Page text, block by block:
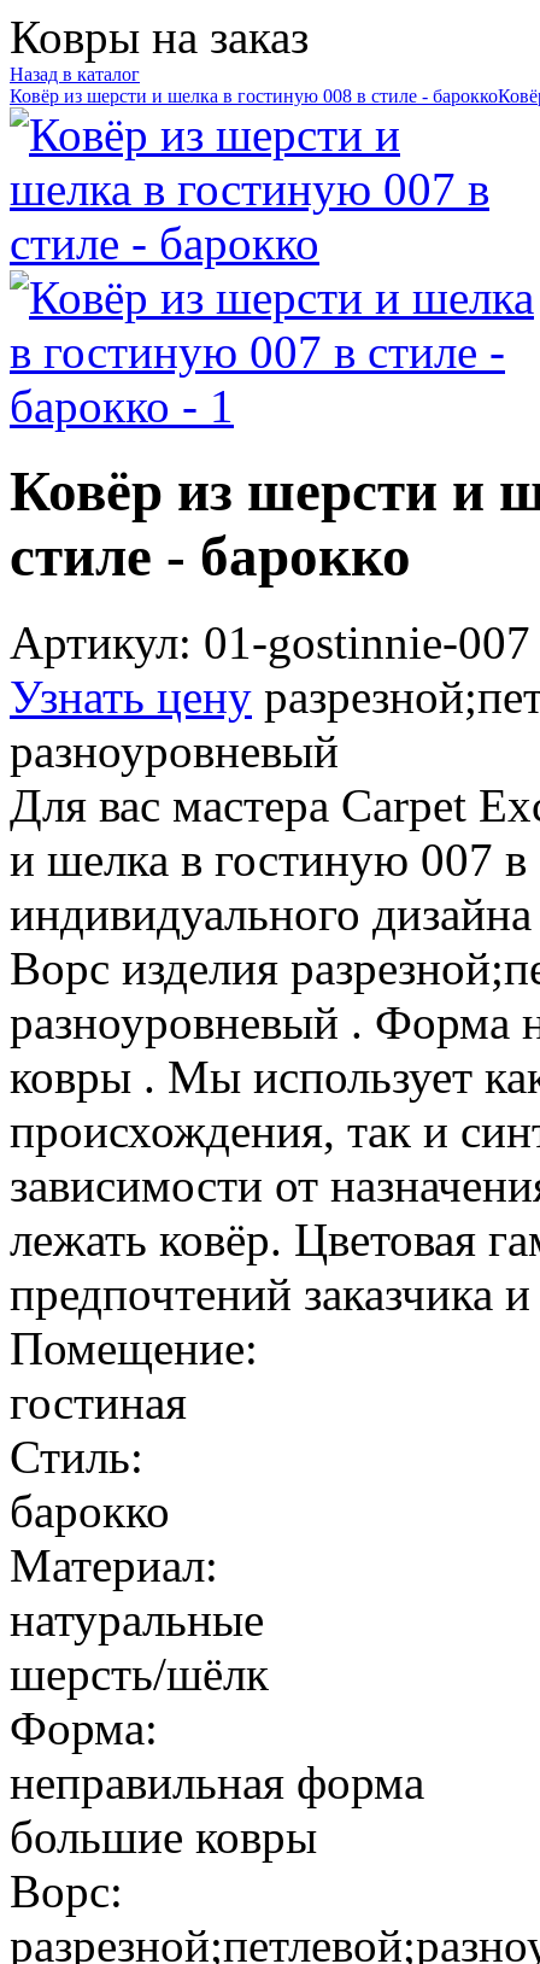
Ковры на заказ
Назад в каталог
Ковёр из шерсти и шелка в гостиную 008 в стиле - барокко
Ковёр из шерсти и
стиле - барокко
Артикул: 01-gostinnie-007
Узнать цену
разноуровневый
Для вас мастера Carpet
и шелка в гостиную 007 в
индивидуального
Ворс изделия
разноуровневый . Форма
ковры . Мы использует
происхождения, так и
зависимости от
лежать ковёр. Цветовая
предпочтений заказчика
Помещение:
гостиная
Стиль:
барокко
Материал:
натуральные
шерсть/шёлк
Форма:
неправильная форма
большие ковры
Ворс: